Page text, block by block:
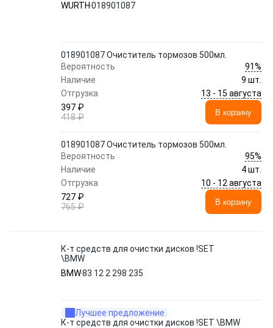
WURTH 018901087
018901087 Очиститель тормозов 500мл.
Вероятность
91%
Наличие
9 шт.
Отгрузка
13 - 15 августа
397 ₽
418 ₽
В корзину
018901087 Очиститель тормозов 500мл.
Вероятность
95%
Наличие
4 шт.
Отгрузка
10 - 12 августа
727 ₽
765 ₽
В корзину
К-т средств для очистки дисков !SET
\BMW
BMW83 12 2 298 235
Лучшее предложение
К-т средств для очистки дисков !SET \BMW